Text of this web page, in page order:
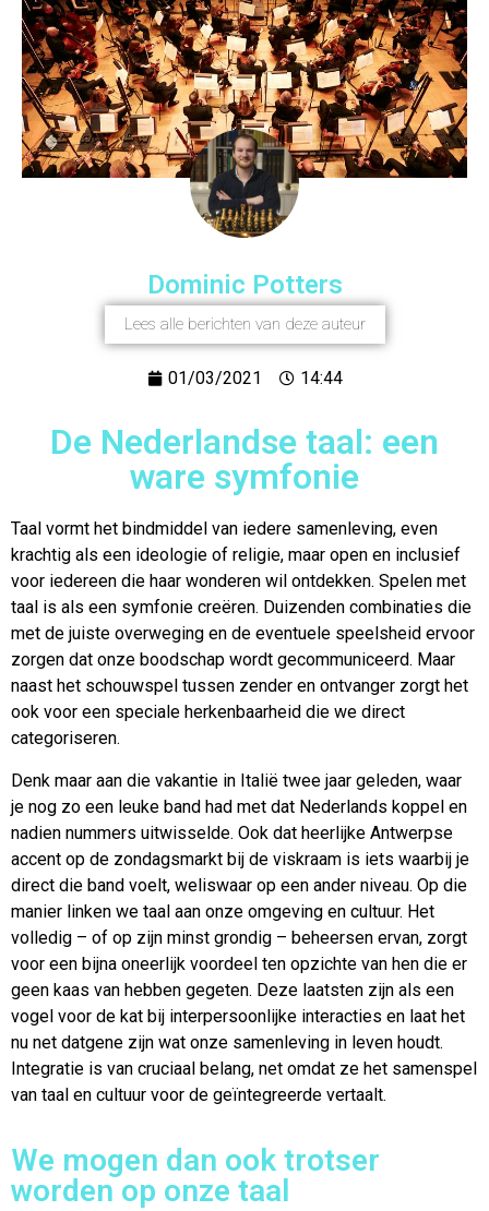
Dominic Potters
Lees alle berichten van deze auteur
01/03/2021 14:44
De Nederlandse taal: een
ware symfonie
Taal vormt het bindmiddel van iedere samenleving, even
krachtig als een ideologie of religie, maar open en inclusief
voor iedereen die haar wonderen wil ontdekken. Spelen met
taal is als een symfonie creëren. Duizenden combinaties die
met de juiste overweging en de eventuele speelsheid ervoor
zorgen dat onze boodschap wordt gecommuniceerd. Maar
naast het schouwspel tussen zender en ontvanger zorgt het
ook voor een speciale herkenbaarheid die we direct
categoriseren.
Denk maar aan die vakantie in Italië twee jaar geleden, waar
je nog zo een leuke band had met dat Nederlands koppel en
nadien nummers uitwisselde. Ook dat heerlijke Antwerpse
accent op de zondagsmarkt bij de viskraam is iets waarbij je
direct die band voelt, weliswaar op een ander niveau. Op die
manier linken we taal aan onze omgeving en cultuur. Het
volledig – of op zijn minst grondig – beheersen ervan, zorgt
voor een bijna oneerlijk voordeel ten opzichte van hen die er
geen kaas van hebben gegeten. Deze laatsten zijn als een
vogel voor de kat bij interpersoonlijke interacties en laat het
nu net datgene zijn wat onze samenleving in leven houdt.
Integratie is van cruciaal belang, net omdat ze het samenspel
van taal en cultuur voor de geïntegreerde vertaalt.
We mogen dan ook trotser
worden op onze taal